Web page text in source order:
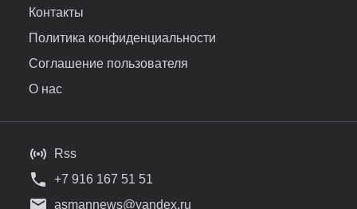
Контакты
Политика конфиденциальности
Соглашение пользователя
О нас
Rss
+7 916 167 51 51
asmannews@yandex.ru